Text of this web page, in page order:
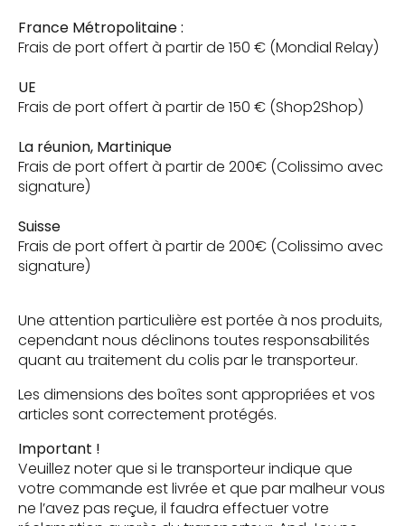
France Métropolitaine :
Frais de port offert à partir de 150 € (Mondial Relay)
UE
Frais de port offert à partir de 150 € (Shop2Shop)
La réunion, Martinique
Frais de port offert à partir de 200€ (Colissimo avec
signature)
Suisse
Frais de port offert à partir de 200€ (Colissimo avec
signature)
Une attention particulière est portée à nos produits,
cependant nous déclinons toutes responsabilités
quant au traitement du colis par le transporteur.
Les dimensions des boîtes sont appropriées et vos
articles sont correctement protégés.
Important !
Veuillez noter que si le transporteur indique que
votre commande est livrée et que par malheur vous
ne l’avez pas reçue, il faudra effectuer votre